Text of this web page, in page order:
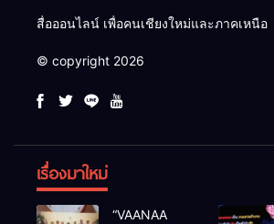
สื่อออนไลน์ เพื่อคนเชียงใหม่และภาคเหนือ
© copyright 2026
เรื่องมาใหม่
“VAANAA